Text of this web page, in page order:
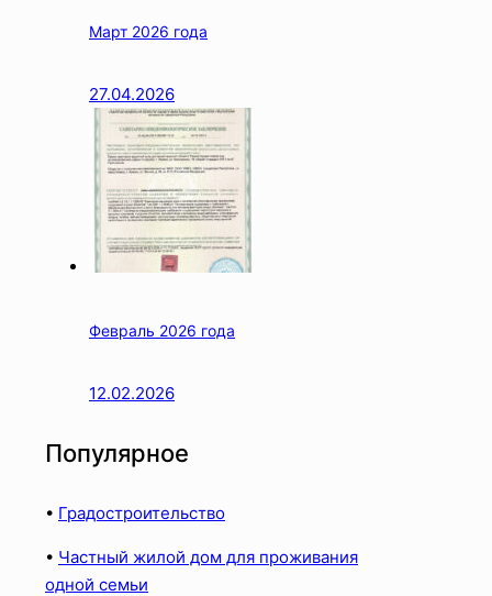
Март 2026 года
27.04.2026
Февраль 2026 года
12.02.2026
Популярное
• Градостроительство
• Частный жилой дом для проживания
одной семьи